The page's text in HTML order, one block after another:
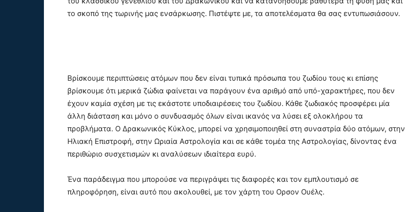
το σκοπό της τωρινής μας ενσάρκωσης. Πιστέψτε με, τα αποτελέσματα θα σας εντυπωσιάσουν.
Βρίσκουμε περιπτώσεις ατόμων που δεν είναι τυπικά πρόσωπα του ζωδίου τους κι επίσης
βρίσκουμε ότι μερικά ζώδια φαίνεται να παράγουν ένα αριθμό από υπό-χαρακτήρες, που δεν
έχουν καμία σχέση με τις εκάστοτε υποδιαιρέσεις του ζωδίου. Κάθε ζωδιακός προσφέρει μία
άλλη διάσταση και μόνο ο συνδυασμός όλων είναι ικανός να λύσει εξ ολοκλήρου τα
προβλήματα. Ο Δρακωνικός Κύκλος, μπορεί να χρησιμοποιηθεί στη συναστρία δύο ατόμων, στην
Ηλιακή Επιστροφή, στην Ωριαία Αστρολογία και σε κάθε τομέα της Αστρολογίας, δίνοντας ένα
περιθώριο συσχετισμών κι αναλύσεων ιδιαίτερα ευρύ.
Ένα παράδειγμα που μπορούσε να περιγράψει τις διαφορές και τον εμπλουτισμό σε
πληροφόρηση, είναι αυτό που ακολουθεί, με τον χάρτη του Ορσον Ουέλς.